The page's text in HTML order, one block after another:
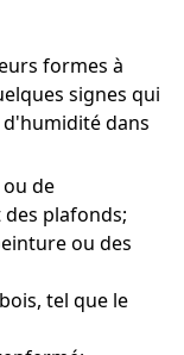
formes à
signes qui
dans
de
plafonds;
ou des
tel que le